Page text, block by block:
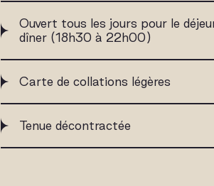
Ouvert tous les jours pour le
dîner (18h30 à 22h00)
Carte de collations légères
Tenue décontractée